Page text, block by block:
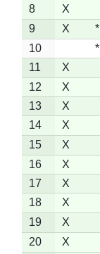
8
X
9
X *
10
*
11
X
12
X
13
X
14
X
15
X
16
X
17
X
18
X
19
X
20
X